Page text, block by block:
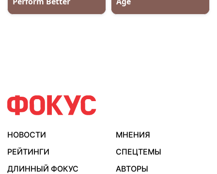
НОВОСТИ
МНЕНИЯ
РЕЙТИНГИ
СПЕЦТЕМЫ
ДЛИННЫЙ ФОКУС
АВТОРЫ